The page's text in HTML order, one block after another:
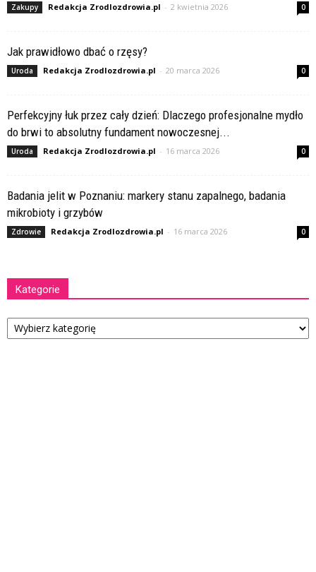
Zakupy Redakcja Zrodlozdrowia.pl - 2 kwietnia 2026 0
Jak prawidłowo dbać o rzęsy?
Uroda Redakcja Zrodlozdrowia.pl - 20 marca 2026 0
Perfekcyjny łuk przez cały dzień: Dlaczego profesjonalne mydło
do brwi to absolutny fundament nowoczesnej...
Uroda Redakcja Zrodlozdrowia.pl - 16 marca 2026 0
Badania jelit w Poznaniu: markery stanu zapalnego, badania
mikrobioty i grzybów
Zdrowie Redakcja Zrodlozdrowia.pl - 16 marca 2026 0
Kategorie
Kategorie